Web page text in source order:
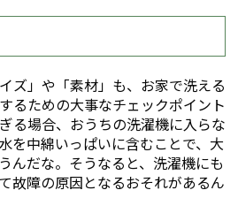
ズ」や「素材」も、お家で洗える
るための大事なチェックポイント
る場合、おうちの洗濯機に入らな
を中綿いっぱいに含むことで、大
んだな。そうなると、洗濯機にも
故障の原因となるおそれがあるん